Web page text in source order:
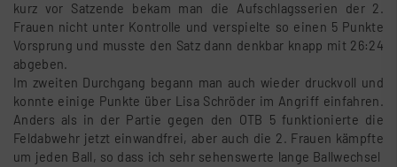
kurz vor Satzende bekam man die Aufschlagsserien der 2.
Frauen nicht unter Kontrolle und verspielte so einen 5 Punkte
Vorsprung und musste den Satz dann denkbar knapp mit 26:24
abgeben.
Im zweiten Durchgang begann man auch wieder druckvoll und
konnte einige Punkte über Lisa Schröder im Angriff einfahren.
Anders als in der Partie gegen den OTB 5 funktionierte die
Feldabwehr jetzt einwandfrei, aber auch die 2. Frauen kämpfte
um jeden Ball, so dass ich sehr sehenswerte lange Ballwechsel